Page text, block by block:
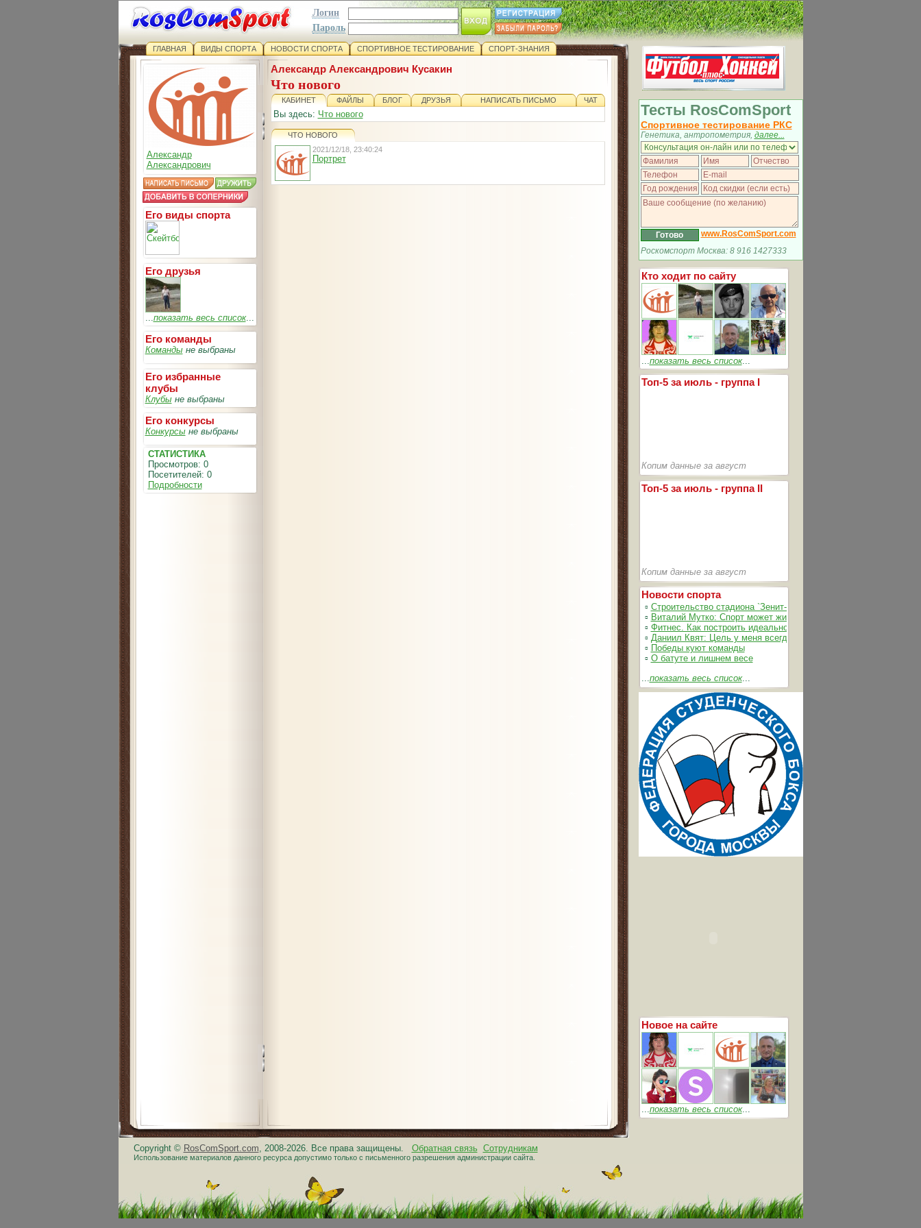
Логин
Пароль
ГЛАВНАЯ ВИДЫ СПОРТА НОВОСТИ СПОРТА СПОРТИВНОЕ ТЕСТИРОВАНИЕ СПОРТ-ЗНАНИЯ
Александр
Александрович
Его виды спорта
Его друзья
...показать весь список...
Его команды
Командыне выбраны
Его избранные
клубы
Клубыне выбраны
Его конкурсы
Конкурсыне выбраны
СТАТИСТИКА
Просмотров: 0
Посетителей: 0
Подробности
Александр Александрович Кусакин
Что нового
КАБИНЕТ ФАЙЛЫ БЛОГ ДРУЗЬЯ НАПИСАТЬ ПИСЬМО ЧАТ
Вы здесь: Что нового
ЧТО НОВОГО
2021/12/18, 23:40:24
Портрет
Copyright © RosComSport.com, 2008-2026. Все права защищены. Обратная связь Сотрудникам
Использование материалов данного ресурса допустимо только с письменного разрешения администрации сайта.
Тесты RosComSport
Спортивное тестирование РКС
Генетика, антропометрия, далее...
www.RosComSport.com
Роскомспорт Москва: 8 916 1427333
Кто ходит по сайту
...показать весь список...
Топ-5 за июль - группа I
Копим данные за август
Топ-5 за июль - группа II
Копим данные за август
Новости спорта
▫ Строительство стадиона `Зенит-Арена` идет согласно графика
▫ Виталий Мутко: Спорт может жить без допинга
▫ Фитнес. Как построить идеальное тело
▫ Даниил Квят: Цель у меня всегда одна – выжимать из себя и
▫ Победы куют команды
▫ О батуте и лишнем весе
...показать весь список...
Новое на сайте
...показать весь список...